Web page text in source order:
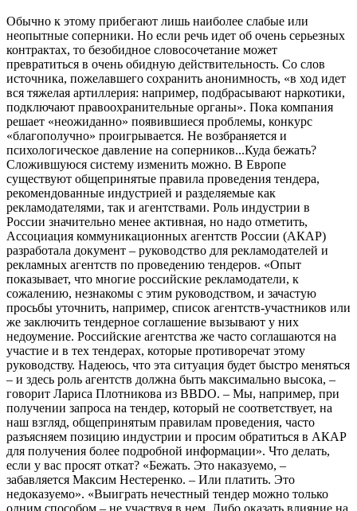
Обычно к этому прибегают лишь наиболее слабые или
неопытные соперники. Но если речь идет об очень серьезных
контрактах, то безобидное словосочетание может
превратиться в очень обидную действительность. Со слов
источника, пожелавшего сохранить анонимность, «в ход идет
вся тяжелая артиллерия: например, подбрасывают наркотики,
подключают правоохранительные органы». Пока компания
решает «неожиданно» появившиеся проблемы, конкурс
«благополучно» проигрывается. Не возбраняется и
психологическое давление на соперников...Куда бежать?
Сложившуюся систему изменить можно. В Европе
существуют общепринятые правила проведения тендера,
рекомендованные индустрией и разделяемые как
рекламодателями, так и агентствами. Роль индустрии в
России значительно менее активная, но надо отметить,
Ассоциация коммуникационных агентств России (АКАР)
разработала документ – руководство для рекламодателей и
рекламных агентств по проведению тендеров. «Опыт
показывает, что многие российские рекламодатели, к
сожалению, незнакомы с этим руководством, и зачастую
просьбы уточнить, например, список агентств-участников или
же заключить тендерное соглашение вызывают у них
недоумение. Российские агентства же часто соглашаются на
участие и в тех тендерах, которые противоречат этому
руководству. Надеюсь, что эта ситуация будет быстро меняться
– и здесь роль агентств должна быть максимально высока, –
говорит Лариса Плотникова из BBDO. – Мы, например, при
получении запроса на тендер, который не соответствует, на
наш взгляд, общепринятым правилам проведения, часто
разъясняем позицию индустрии и просим обратиться в АКАР
для получения более подробной информации». Что делать,
если у вас просят откат? «Бежать. Это наказуемо, –
забавляется Максим Нестеренко. – Или платить. Это
недоказуемо». «Выиграть нечестный тендер можно только
одним способом – не участвуя в нем. Либо оказать влияние на